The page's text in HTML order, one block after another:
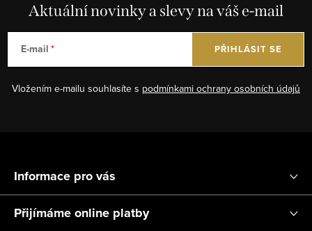
Aktuální novinky a slevy na váš e-mail
E-mail
Vložením e-mailu souhlasíte s podmínkami ochrany osobních údajů
PŘIHLÁSIT SE
p
Informace pro vás
Přijímáme online platby